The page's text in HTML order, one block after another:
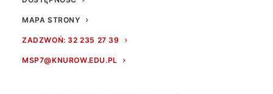
MAPA STRONY
ZADZWOŃ: 32 235 27 39
MSP7@KNUROW.EDU.PL
zbudowane wokół kilku „R”: